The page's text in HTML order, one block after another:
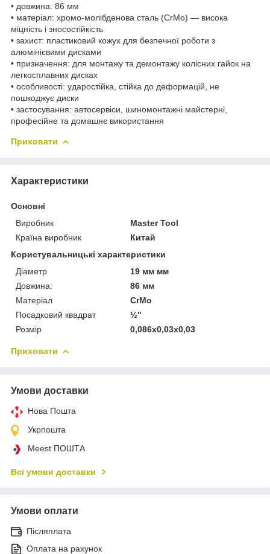
• довжина: 86 мм
• матеріал: хромо-молібденова сталь (CrMo) — висока
міцність і зносостійкість
• захист: пластиковий кожух для безпечної роботи з
алюмінієвими дисками
• призначення: для монтажу та демонтажу колісних гайок на
легкосплавних дисках
• особливості: ударостійка, стійка до деформацій, не
пошкоджує диски
• застосування: автосервіси, шиномонтажні майстерні,
професійне та домашнє використання
Приховати
Характеристики
Основні
Виробник
Master Tool
Країна виробник
Китай
Користувальницькі характеристики
Діаметр
19 мм мм
Довжина:
86 мм
Матеріал
CrMo
Посадковий квадрат
½"
Розмір
0,086x0,03x0,03
Приховати
Умови доставки
Нова Пошта
Укрпошта
Meest ПОШТА
Всі умови доставки
Умови оплати
Післяплата
Оплата на рахунок